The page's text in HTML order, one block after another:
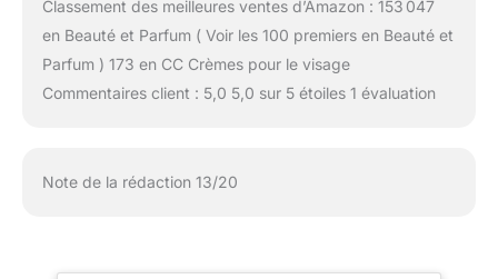
Classement des meilleures ventes d’Amazon : 153 047
en Beauté et Parfum ( Voir les 100 premiers en Beauté et
Parfum ) 173 en CC Crèmes pour le visage
Commentaires client : 5,0 5,0 sur 5 étoiles 1 évaluation
Note de la rédaction 13/20